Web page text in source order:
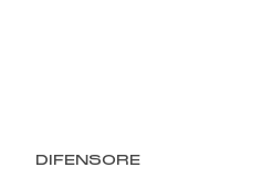
DIFENSORE